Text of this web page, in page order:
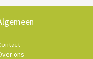
ons